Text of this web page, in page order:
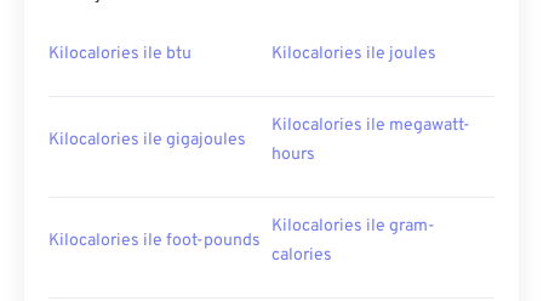
Kilocalories ile btu Kilocalories ile joules
Kilocalories ile gigajoules
Kilocalories ile megawatt-
hours
Kilocalories ile foot-pounds
Kilocalories ile gram-
calories